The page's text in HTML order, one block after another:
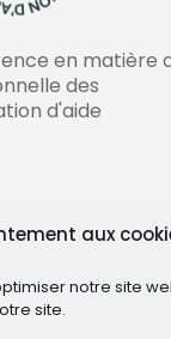
aux
notre site
site.
en matière
des
d'aide
Suivre